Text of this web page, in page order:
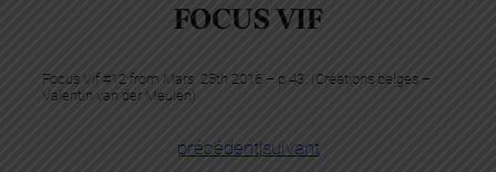
FOCUS VIF
Focus Vif #12 from Mars 25th 2016 – p.43. (Créations belges –
Valentin van der Meulen)
précédent|suivant